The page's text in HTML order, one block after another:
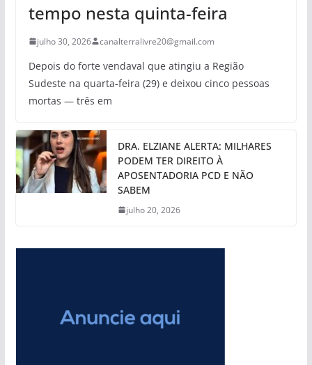
tempo nesta quinta-feira
julho 30, 2026 canalterralivre20@gmail.com
Depois do forte vendaval que atingiu a Região
Sudeste na quarta-feira (29) e deixou cinco pessoas
mortas — três em
DRA. ELZIANE ALERTA: MILHARES
PODEM TER DIREITO À
APOSENTADORIA PCD E NÃO
SABEM
julho 20, 2026